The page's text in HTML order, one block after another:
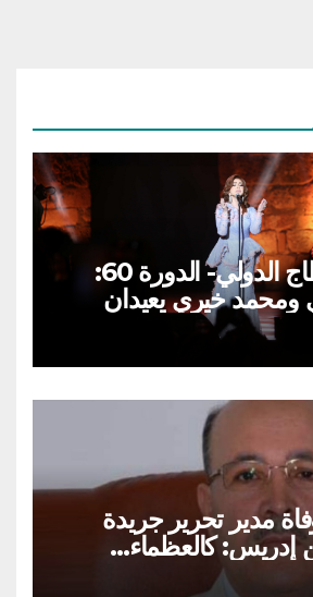
مهرجان قرطاج الدولي- الدورة 60:
ومحمد خيري يعيدان
إلى ركح قرطاج
15 لوفاة مدير تحرير جريدة
إدريس: كالعظماء…
واقفا